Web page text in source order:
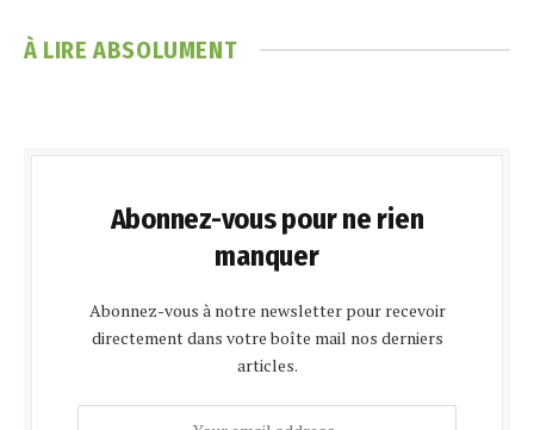
À LIRE ABSOLUMENT
Abonnez-vous pour ne rien
manquer
Abonnez-vous à notre newsletter pour recevoir
directement dans votre boîte mail nos derniers
articles.